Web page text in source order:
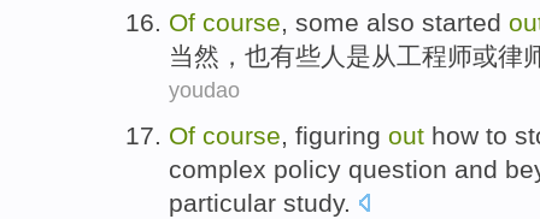
Of course, some also started
当然 ， 也有些人 是从工程师或律
youdao
Of course, figuring out how to
complex policy question and
particular study.